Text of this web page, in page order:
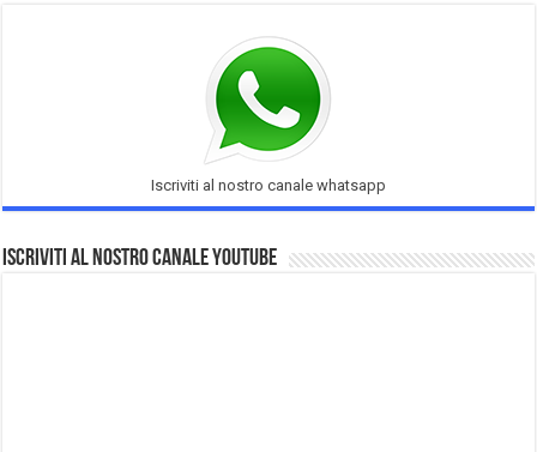
Iscriviti al nostro canale whatsapp
Iscriviti al nostro Canale Youtube